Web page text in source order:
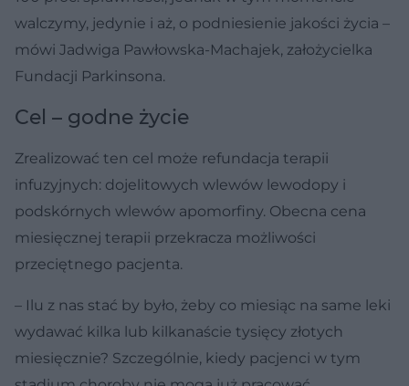
walczymy, jedynie i aż, o podniesienie jakości życia –
mówi Jadwiga Pawłowska-Machajek, założycielka
Fundacji Parkinsona.
Cel – godne życie
Zrealizować ten cel może refundacja terapii
infuzyjnych: dojelitowych wlewów lewodopy i
podskórnych wlewów apomorfiny. Obecna cena
miesięcznej terapii przekracza możliwości
przeciętnego pacjenta.
– Ilu z nas stać by było, żeby co miesiąc na same leki
wydawać kilka lub kilkanaście tysięcy złotych
miesięcznie? Szczególnie, kiedy pacjenci w tym